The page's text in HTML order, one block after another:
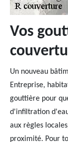
Vos
Un nouveau
Entreprise,
gouttière pour
d'infiltration
aux règles
proximité. Pour